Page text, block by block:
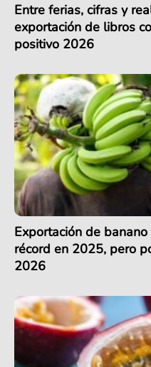
Entre ferias, cifras y
exportación de libros
positivo 2026
Exportación de
récord en 2025, pero
2026